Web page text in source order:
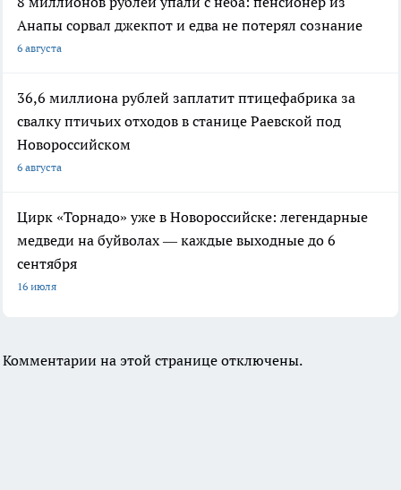
Анапы сорвал джекпот и едва не потерял сознание
6 августа
36,6 миллиона рублей заплатит птицефабрика за
свалку птичьих отходов в станице Раевской под
Новороссийском
6 августа
Цирк «Торнадо» уже в Новороссийске: легендарные
медведи на буйволах — каждые выходные до 6
сентября
16 июля
Комментарии на этой странице отключены.